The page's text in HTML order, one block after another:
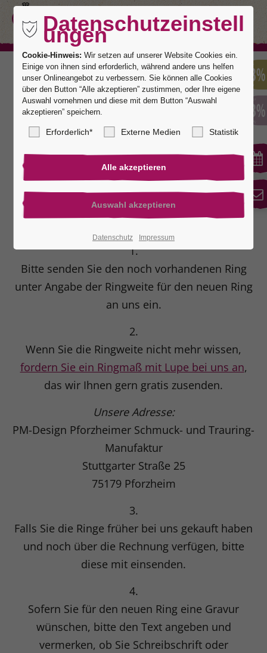
Trauring verloren?
Als "Pforzheimer" mit Sitz in der Goldstadt
können wir fast jedes Gegenstück über unsere
Manufaktur anfertigen und Ihnen einen äußerst
günstigen Preis anbieten.
1.
Bitte senden Sie den noch vorhandenen Ring
unter Angabe der Ringweite für den neuen Ring
an uns ein.
2.
Wenn Sie die Ringweite nicht mehr wissen,
fordern Sie ein Ringmaß mit Lupe bei uns an,
das wir Ihnen gern gratis zusenden.
Unsere Adresse:
PM-Design Pforzheimer Schmuck- und Trauring-
Manufaktur
Stuttgarter Straße 25
75179 Pforzheim
3.
Falls Sie die Ringe früher bei uns gekauft haben
und noch über die Rechnung verfügen, bitte
diese mit einsenden.
4.
Sofern Sie für den neuen Ring eine Gravur
wünschen, bitte den Text angeben und
vermerken, ob Sie Schreibschrift oder
Datenschutzeinstell
ungen
Cookie-Hinweis: Wir setzen auf unserer Website Cookies ein.
Einige von ihnen sind erforderlich, während andere uns helfen
unser Onlineangebot zu verbessern. Sie können alle Cookies
über den Button “Alle akzeptieren” zustimmen, oder Ihre eigene
Auswahl vornehmen und diese mit dem Button “Auswahl
akzeptieren” speichern.
Erforderlich* Externe Medien Statistik
Datenschutz Impressum